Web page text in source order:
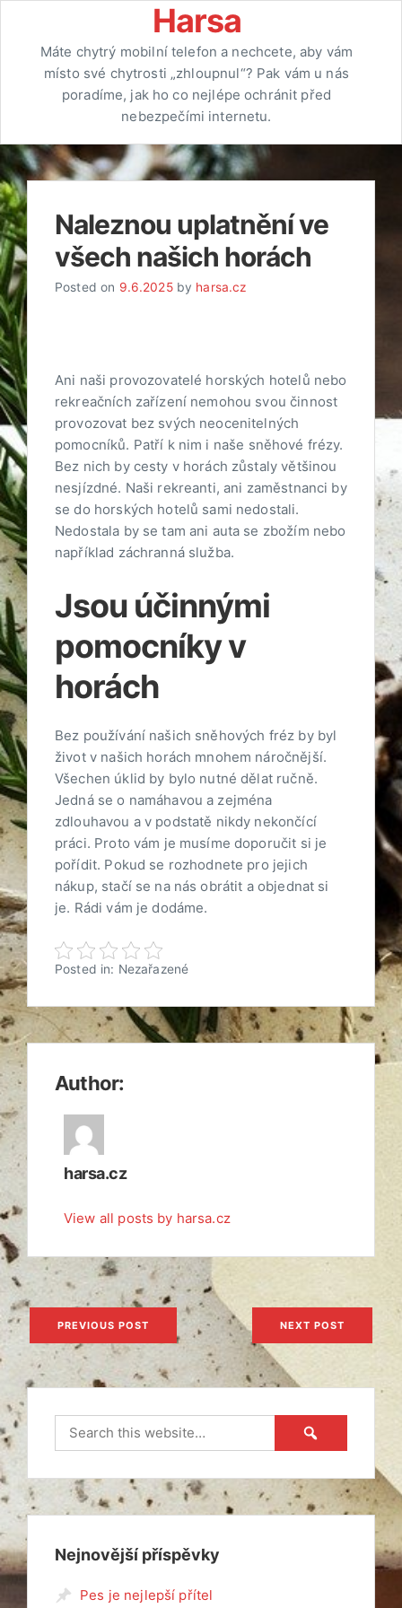
content
Harsa
Máte chytrý mobilní telefon a nechcete, aby vám
místo své chytrosti „zhloupnul“? Pak vám u nás
poradíme, jak ho co nejlépe ochránit před
nebezpečími internetu.
Naleznou uplatnění ve
všech našich horách
Posted on 9.6.2025by harsa.cz
Ani naši provozovatelé horských hotelů nebo
rekreačních zařízení nemohou svou činnost
provozovat bez svých neocenitelných
pomocníků. Patří k nim i naše sněhové frézy.
Bez nich by cesty v horách zůstaly většinou
nesjízdné. Naši rekreanti, ani zaměstnanci by
se do horských hotelů sami nedostali.
Nedostala by se tam ani auta se zbožím nebo
například záchranná služba.
Jsou účinnými
pomocníky v
horách
Bez používání našich sněhových fréz by byl
život v našich horách mnohem náročnější.
Všechen úklid by bylo nutné dělat ručně.
Jedná se o namáhavou a zejména
zdlouhavou a v podstatě nikdy nekončící
práci. Proto vám je musíme doporučit si je
pořídit. Pokud se rozhodnete pro jejich
nákup, stačí se na nás obrátit a objednat si
je. Rádi vám je dodáme.
Posted in: Nezařazené
Author:
harsa.cz
View all posts by harsa.cz
Navigace
pro
příspěvek
PREVIOUS POST NEXT POST
Nejnovější příspěvky
Pes je nejlepší přítel